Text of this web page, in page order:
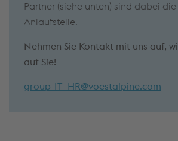
Partner (siehe unten) sind dabei die
Anlaufstelle.
Nehmen Sie Kontakt mit uns auf,
auf Sie!
group-IT_HR@voestalpine.com